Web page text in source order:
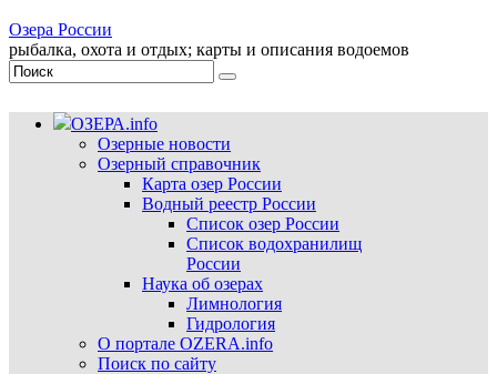
Озера России
рыбалка, охота и отдых; карты и описания водоемов
ОЗЕРА.info
Озерные новости
Озерный справочник
Карта озер России
Водный реестр России
Список озер России
Список водохранилищ
России
Наука об озерах
Лимнология
Гидрология
О портале OZERA.info
Поиск по сайту